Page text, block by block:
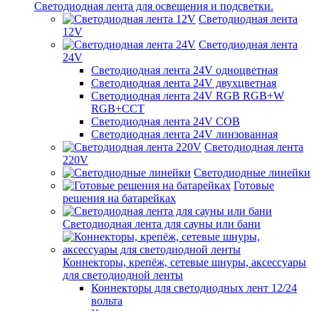
Светодиодная лента для освещения и подсветки.
Светодиодная лента
12V
Светодиодная лента
24V
Светодиодная лента 24V одноцветная
Светодиодная лента 24V двухцветная
Светодиодная лента 24V RGB RGB+W
RGB+CCT
Светодиодная лента 24V COB
Светодиодная лента 24V линзованная
Светодиодная лента
220V
Светодиодные линейки
Готовые
решения на батарейках
Светодиодная лента для сауны или бани
Коннекторы, крепёж, сетевые шнуры, аксессуары
для светодиодной ленты
Коннекторы для светодиодных лент 12/24
вольта